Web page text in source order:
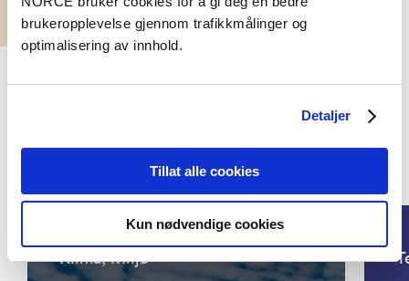
brukeropplevelse gjennom trafikkmålinger og
optimalisering av innhold.
Detaljer
Tillat alle cookies
Kun nødvendige cookies
Klima, Miljø